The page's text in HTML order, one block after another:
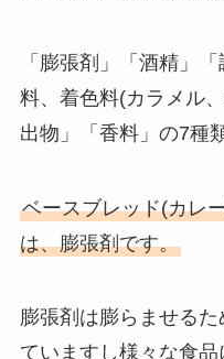
「膨張剤」「酒精」
料、着色料(カラメル
出物」「香料」の7種
ベースブレッド(カレ
は、膨張剤です。
膨張剤は膨らませる
ていますし様々な食品